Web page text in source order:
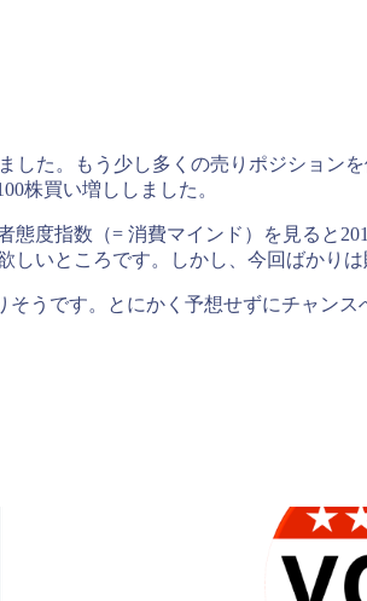
した。もう少し多くの売りポジション
株買い増ししました。
度指数（= 消費マインド）を見ると
しいところです。しかし、今回ばかりは
うです。とにかく予想せずにチャンス